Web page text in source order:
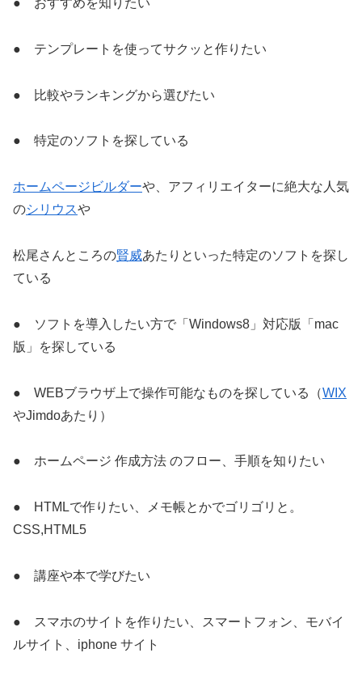
● おすすめを知りたい
● テンプレートを使ってサクッと作りたい
● 比較やランキングから選びたい
● 特定のソフトを探している
ホームページビルダーや、アフィリエイターに絶大な人気
のシリウスや
松尾さんところの賢威あたりといった特定のソフトを探し
ている
● ソフトを導入したい方で「Windows8」対応版「mac
版」を探している
● WEBブラウザ上で操作可能なものを探している（WIX
やJimdoあたり）
● ホームページ 作成方法 のフロー、手順を知りたい
● HTMLで作りたい、メモ帳とかでゴリゴリと。
CSS,HTML5
● 講座や本で学びたい
● スマホのサイトを作りたい、スマートフォン、モバイ
ルサイト、iphone サイト